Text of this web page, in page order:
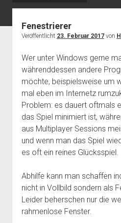
Fenestrierer
Veröffentlicht 23. Februar 2017von
Wer unter Windows gerne
währenddessen andere
möchte, beispielsweise um
mal eben im Internetz
Problem: es dauert oftmals
das Spiel minimiert ist,
aus Multiplayer Sessions
und wenn man das Spiel
es oft ein reines Glücksspiel.
Abhilfe kann man schaffen
nicht in Vollbild sondern als
Leider beherschen nur die
rahmenlose Fenster.